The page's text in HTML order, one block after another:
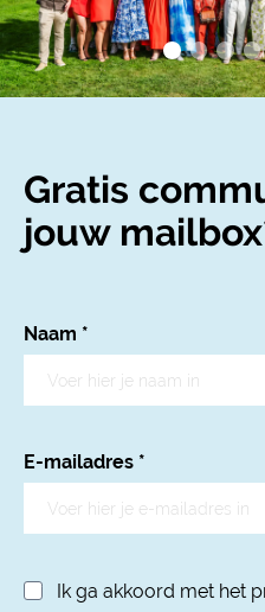
Gratis
jouw
Naam *
E-mailadres *
Ik ga akkoord met het